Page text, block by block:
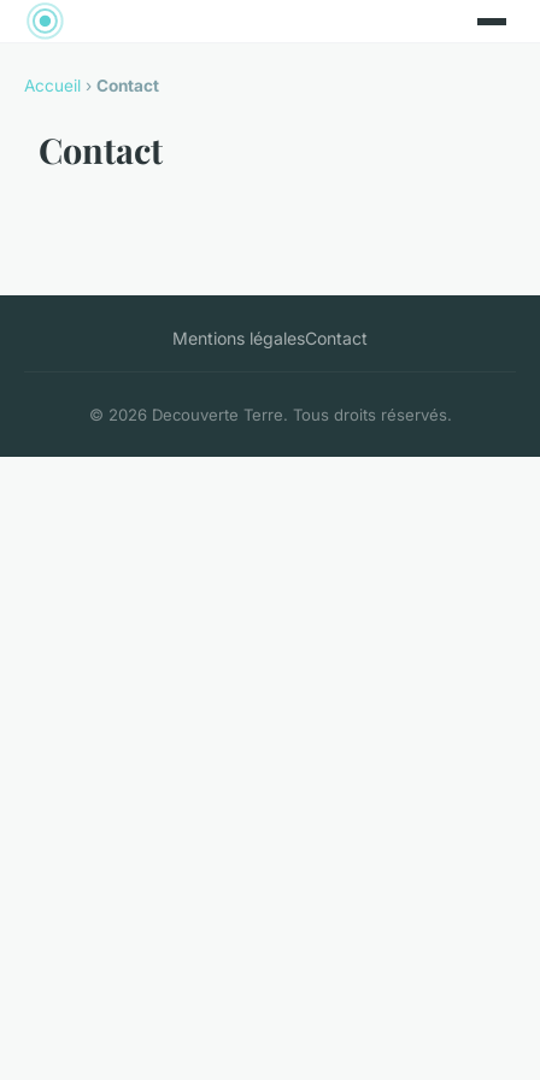
Accueil › Contact
Contact
Mentions légalesContact
© 2026 Decouverte Terre. Tous droits réservés.